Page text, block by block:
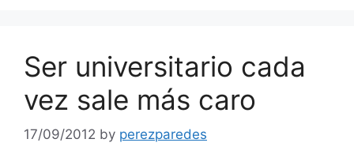
Ser universitario cada
vez sale más caro
17/09/2012 by perezparedes